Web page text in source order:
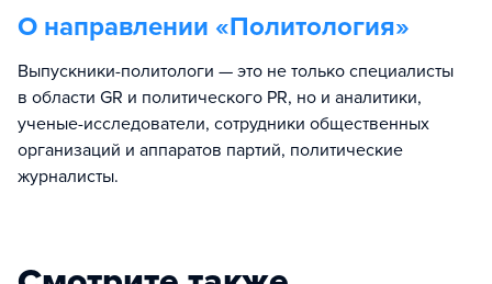
О направлении «Политология»
Выпускники-политологи — это не только специалисты
в области GR и политического PR, но и аналитики,
ученые-исследователи, сотрудники общественных
организаций и аппаратов партий, политические
журналисты.